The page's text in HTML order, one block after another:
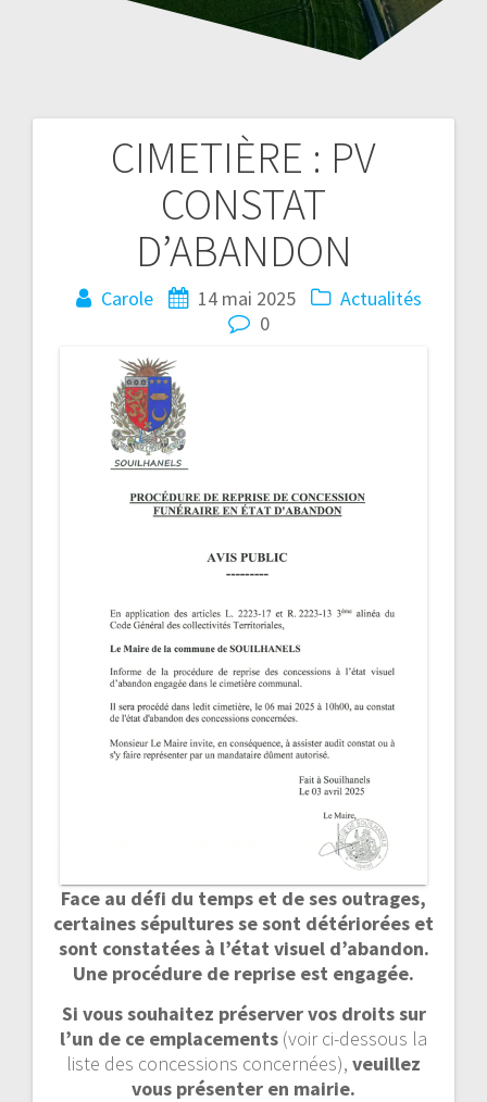
CIMETIÈRE : PV
CONSTAT
D’ABANDON
Carole 14 mai 2025
Actualités
0
Face au défi du temps et de ses outrages,
certaines sépultures se sont détériorées et
sont constatées à l’état visuel d’abandon.
Une procédure de reprise est engagée.
Si vous souhaitez préserver vos droits sur
l’un de ce emplacements (voir ci-dessous la
liste des concessions concernées), veuillez
vous présenter en mairie.
Navigation
l’article